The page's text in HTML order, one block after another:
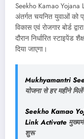
Seekho Kamao Yojana
अंतर्गत चयनित युवाओं को
विकास एवं रोजगार बोर्ड
दौरान निर्धारित
दिया जाएगा।
Mukhyamantri
योजना से हर महीने
Seekho Kamao
Link Activate
शुरू